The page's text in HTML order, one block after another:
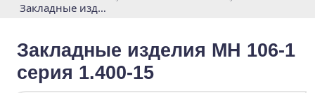
Закладные изделия МН 106-1 серия 1.400-15
Закладные изделия МН 106-1
серия 1.400-15